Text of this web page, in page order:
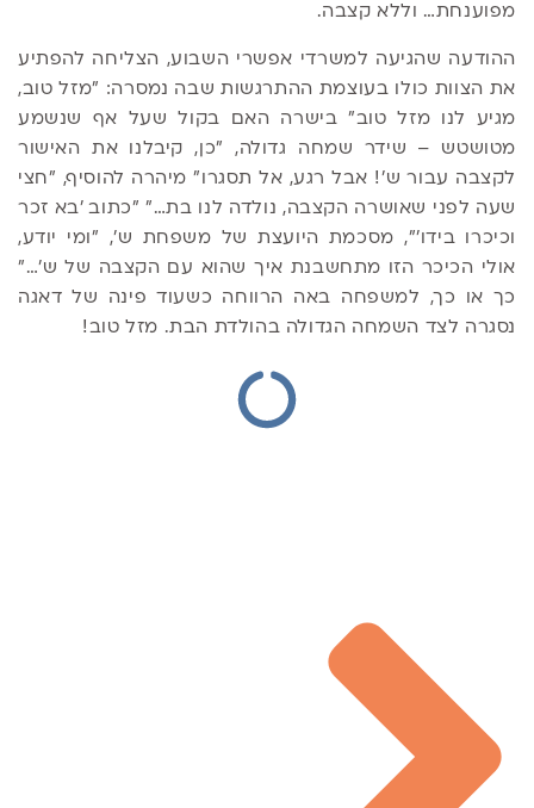
מפוענחת… וללא קצבה.
ההודעה שהגיעה למשרדי אפשרי השבוע, הצליחה להפתיע
את הצוות כולו בעוצמת ההתרגשות שבה נמסרה: "מזל טוב,
מגיע לנו מזל טוב" בישרה האם בקול שעל אף שנשמע
מטושטש – שידר שמחה גדולה, "כן, קיבלנו את האישור
לקצבה עבור ש'! אבל רגע, אל תסגרו" מיהרה להוסיף, "חצי
שעה לפני שאושרה הקצבה, נולדה לנו בת…" "כתוב 'בא זכר
וכיכרו בידו'", מסכמת היועצת של משפחת ש', "ומי יודע,
אולי הכיכר הזו מתחשבנת איך שהוא עם הקצבה של ש'…"
כך או כך, למשפחה באה הרווחה כשעוד פינה של דאגה
נסגרה לצד השמחה הגדולה בהולדת הבת. מזל טוב!